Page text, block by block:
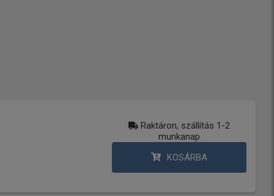
Raktáron, szállítás 1-2
munkanap
KOSÁRBA